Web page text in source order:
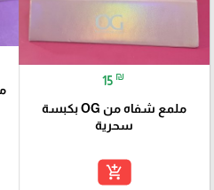
15 ₪
ملمع شفاه من OG بكبسة
سحرية
add_shopping_cart